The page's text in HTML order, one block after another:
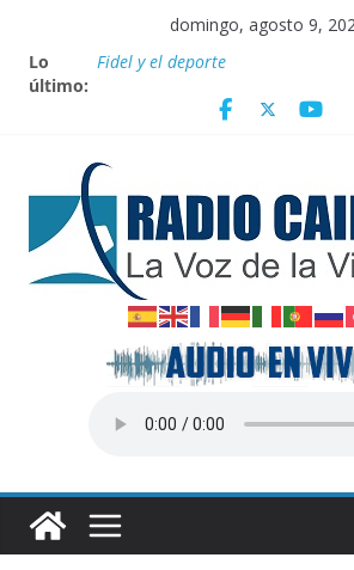
contenido
domingo, agosto 9,
Lo
último:
Fidel y el deporte
Vanguardia por 3 años
renovables en Cuba
Nota oficial del Gobierno